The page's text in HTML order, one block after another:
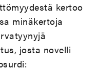
kertoo
minäkertoja
josta novelli